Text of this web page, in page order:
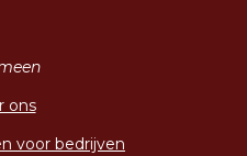
ons
voor bedrijven